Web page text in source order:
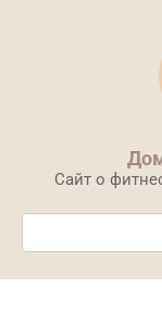
Сайт о
Поиск: